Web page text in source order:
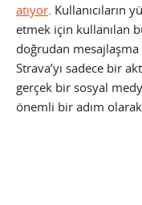
atıyor. Kullanıcıların
etmek için kullanılan
doğrudan
Strava’yı sadece bir
gerçek bir sosyal
önemli bir adım